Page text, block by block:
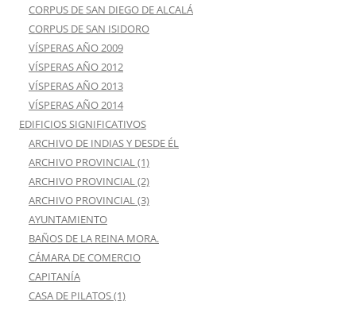
CORPUS DE SAN DIEGO DE ALCALÁ
CORPUS DE SAN ISIDORO
VÍSPERAS AÑO 2009
VÍSPERAS AÑO 2012
VÍSPERAS AÑO 2013
VÍSPERAS AÑO 2014
EDIFICIOS SIGNIFICATIVOS
ARCHIVO DE INDIAS Y DESDE ÉL
ARCHIVO PROVINCIAL (1)
ARCHIVO PROVINCIAL (2)
ARCHIVO PROVINCIAL (3)
AYUNTAMIENTO
BAÑOS DE LA REINA MORA.
CÁMARA DE COMERCIO
CAPITANÍA
CASA DE PILATOS (1)